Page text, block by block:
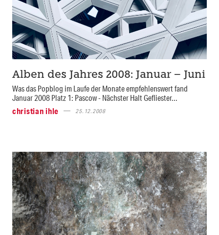
Alben des Jahres 2008: Januar – Juni
Was das Popblog im Laufe der Monate empfehlenswert fand
Januar 2008 Platz 1: Pascow - Nächster Halt Gefliester...
christian ihle
25.12.2008